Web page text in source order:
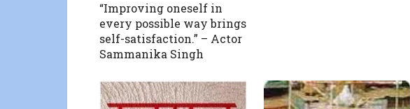
“Improving oneself in
every possible way brings
self-satisfaction.” – Actor
Sammanika Singh